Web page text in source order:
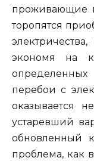
проживающие
торопятся
экономя на
перебои с
оказывается
устаревший
обновленный
проблема, как